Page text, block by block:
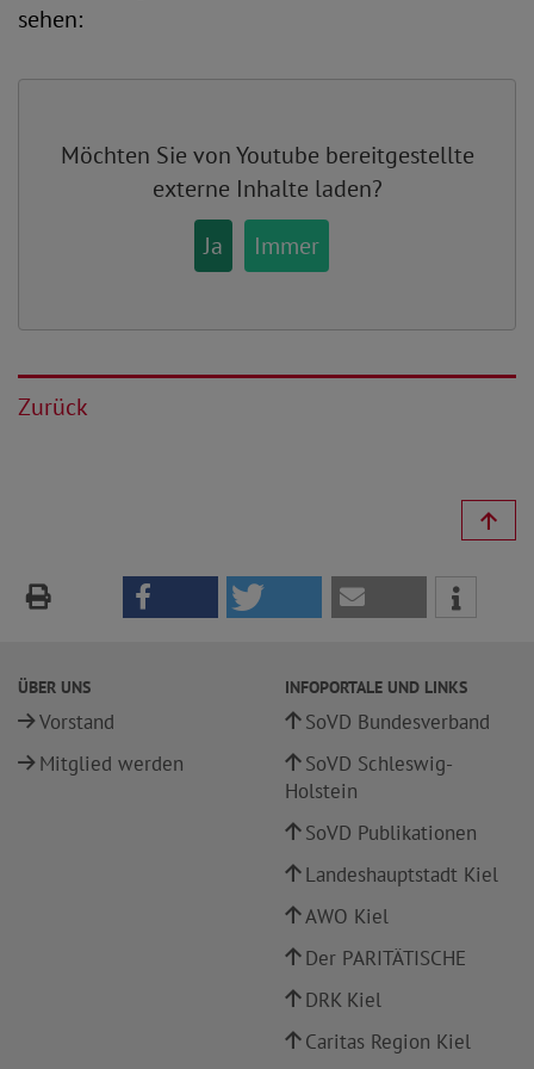
sehen:
Möchten Sie vonYoutube bereitgestellte
externe Inhalte laden?
Ja
Immer
Zurück
ÜBER UNS
Vorstand
Mitglied werden
INFOPORTALE UND LINKS
SoVD Bundesverband
SoVD Schleswig-
Holstein
SoVD Publikationen
Landeshauptstadt Kiel
AWO Kiel
Der PARITÄTISCHE
DRK Kiel
Caritas Region Kiel